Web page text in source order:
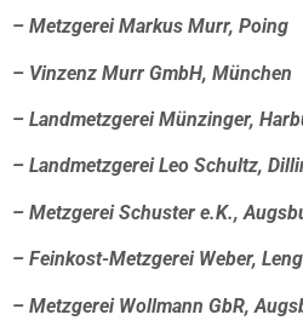
– Metzgerei Markus Murr, Poing
– Vinzenz Murr GmbH, München
– Landmetzgerei Münzinger,
– Landmetzgerei Leo Schultz,
– Metzgerei Schuster e.K.,
– Feinkost-Metzgerei Weber,
– Metzgerei Wollmann GbR,